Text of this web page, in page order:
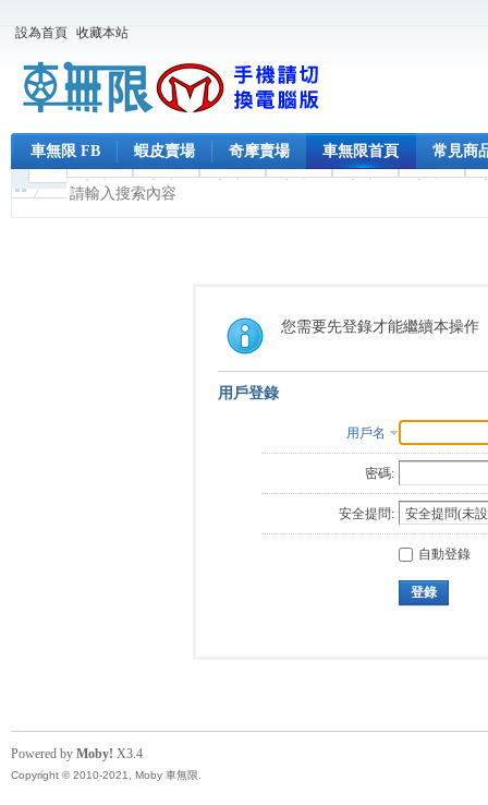
設為首頁 收藏本站
車無限 FB 蝦皮賣場 奇摩賣場 車無限首頁 常見商
您需要先登錄才能繼續本操作
用戶登錄
用戶名
密碼:
安全提問:
自動登錄
登錄
Powered by Moby! X3.4
Copyright © 2010-2021, Moby 車無限.